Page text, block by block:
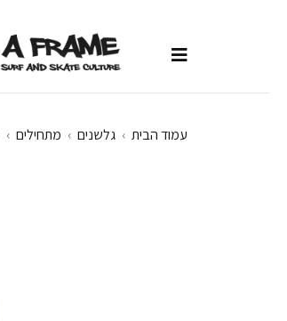
עמוד הבית › גלשנים › מתחילים ›